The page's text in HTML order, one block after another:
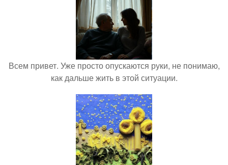
Всем привет. Уже просто опускаются руки, не понимаю,
как дальше жить в этой ситуации.